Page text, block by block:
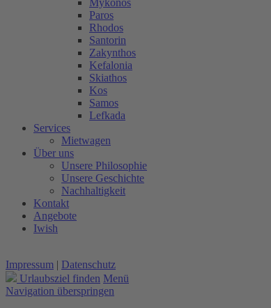
Mykonos
Paros
Rhodos
Santorin
Zakynthos
Kefalonia
Skiathos
Kos
Samos
Lefkada
Services
Mietwagen
Über uns
Unsere Philosophie
Unsere Geschichte
Nachhaltigkeit
Kontakt
Angebote
Iwish
Impressum | Datenschutz
Urlaubsziel finden Menü
Navigation überspringen